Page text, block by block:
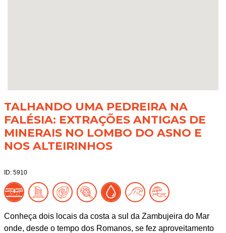
TALHANDO UMA PEDREIRA NA
FALÉSIA: EXTRAÇÕES ANTIGAS DE
MINERAIS NO LOMBO DO ASNO E
NOS ALTEIRINHOS
ID: 5910
Conheça dois locais da costa a sul da Zambujeira do Mar
onde, desde o tempo dos Romanos, se fez aproveitamento